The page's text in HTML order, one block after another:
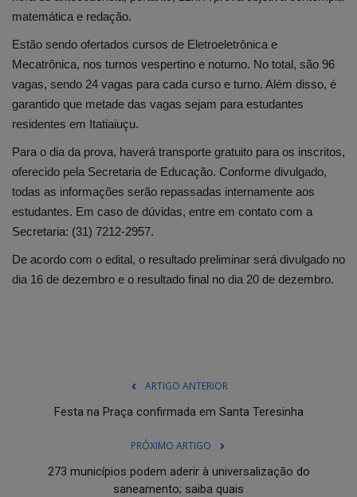
matemática e redação.
Estão sendo ofertados cursos de Eletroeletrônica e
Mecatrônica, nos turnos vespertino e noturno. No total, são 96
vagas, sendo 24 vagas para cada curso e turno. Além disso, é
garantido que metade das vagas sejam para estudantes
residentes em Itatiaiuçu.
Para o dia da prova, haverá transporte gratuito para os inscritos,
oferecido pela Secretaria de Educação. Conforme divulgado,
todas as informações serão repassadas internamente aos
estudantes. Em caso de dúvidas, entre em contato com a
Secretaria: (31) 7212-2957.
De acordo com o edital, o resultado preliminar será divulgado no
dia 16 de dezembro e o resultado final no dia 20 de dezembro.
ARTIGO ANTERIOR
Festa na Praça confirmada em Santa Teresinha
PRÓXIMO ARTIGO
273 municípios podem aderir à universalização do
saneamento; saiba quais